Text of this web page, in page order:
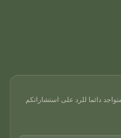
دائما للرد على استشاراتكم